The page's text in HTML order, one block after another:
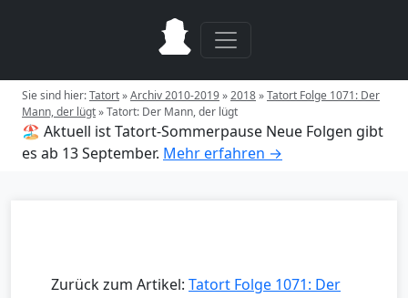
Sie sind hier:Tatort»Archiv 2010-2019»2018»Tatort Folge 1071: Der
Mann, der lügt»Tatort: Der Mann, der lügt
🏖️ Aktuell ist Tatort-Sommerpause Neue Folgen gibt
es ab 13 September. Mehr erfahren →
Zurück zum Artikel: Tatort Folge 1071: Der